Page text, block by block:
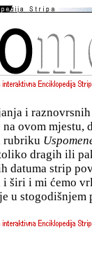
i
ovom mjestu,
rubriku
dragih ili
datuma strip
širi i mi ćemo
u stogodišnjem